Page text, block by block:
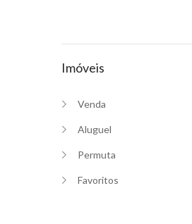
Imóveis
Venda
Aluguel
Permuta
Favoritos